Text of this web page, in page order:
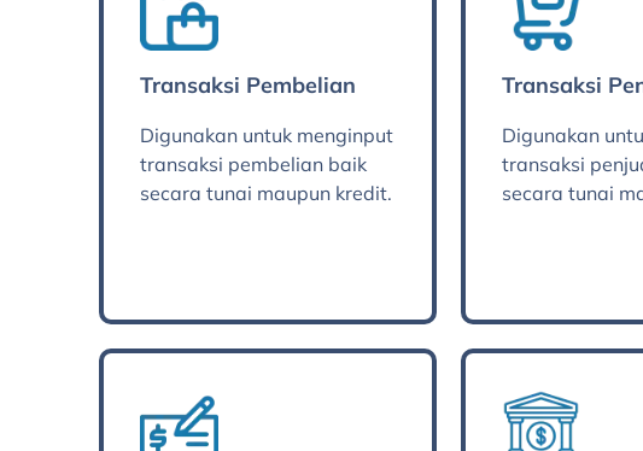
Transaksi Pembelian
Digunakan untuk menginput
transaksi pembelian baik
secara tunai maupun kredit.
Transaksi
Digunakan
transaksi
secara tunai